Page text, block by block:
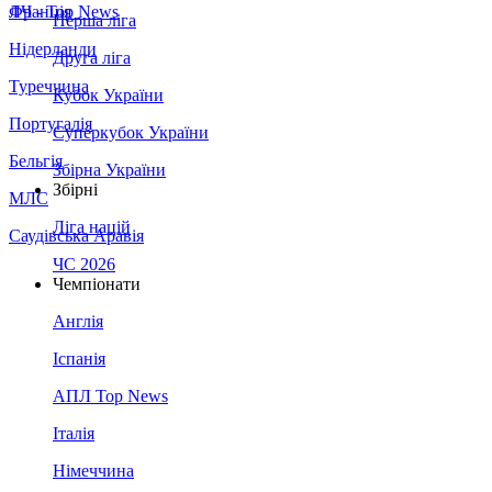
Франція
Нідерланди
Туреччина
Португалія
Бельгія
МЛС
Саудівська Аравія
ЛЧ - Top News
Перша ліга
Друга ліга
Кубок України
Суперкубок України
Збірна України
Збірні
Ліга націй
ЧС 2026
Чемпіонати
Англія
Іспанія
АПЛ Top News
Італія
Німеччина